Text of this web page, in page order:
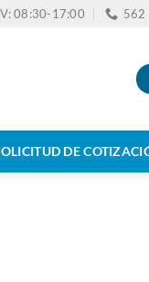
08:30-17:00 562
DE